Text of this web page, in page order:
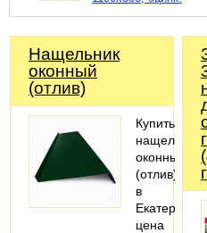
Нащельник
оконный
(отлив)
Купить
нащельник
оконный
(отлив)
в
цена